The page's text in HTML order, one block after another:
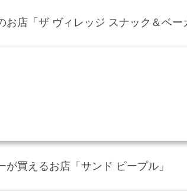
店「ザ ヴィレッジ スナック＆ベー
買えるお店「サンド ピープル」